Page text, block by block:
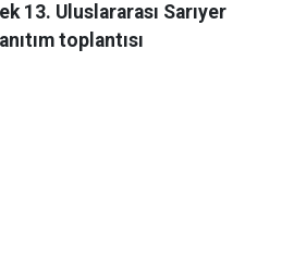
13. Uluslararası Sarıyer
toplantısı